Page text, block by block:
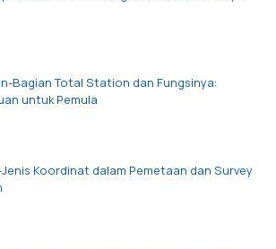
Bagian Total Station dan Fungsinya:
untuk Pemula
Koordinat dalam Pemetaan dan Survey